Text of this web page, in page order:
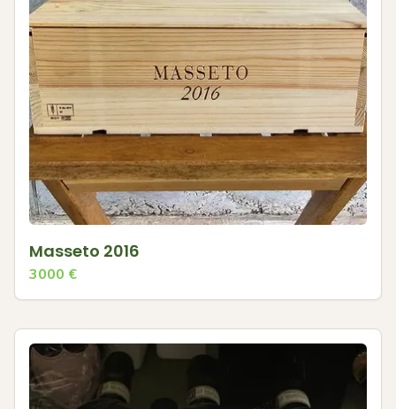
Masseto 2016
3000 €